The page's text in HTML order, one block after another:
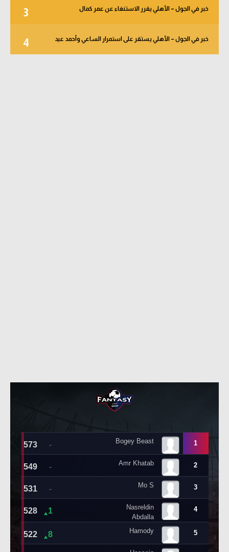
3 خبر في الجول – الأهلي يقرر الاستنغاء عن عمر كمال
4 خبر في الجول – الأهلي يستقر على استمرار الساعي وأحمد عيد